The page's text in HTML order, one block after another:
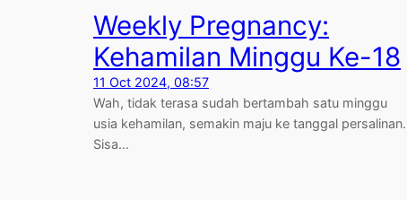
Weekly Pregnancy:
Kehamilan Minggu Ke-18
11 Oct 2024, 08:57
Wah, tidak terasa sudah bertambah satu minggu
usia kehamilan, semakin maju ke tanggal persalinan.
Sisa…